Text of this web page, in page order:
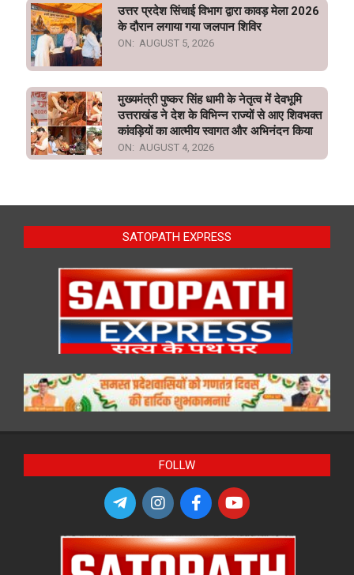
उत्तर प्रदेश सिंचाई विभाग द्वारा कावड़ मेला 2026
के दौरान लगाया गया जलपान शिविर
ON: AUGUST 5, 2026
मुख्यमंत्री पुष्कर सिंह धामी के नेतृत्व में देवभूमि
उत्तराखंड ने देश के विभिन्न राज्यों से आए शिवभक्त
कांवड़ियों का आत्मीय स्वागत और अभिनंदन किया
ON: AUGUST 4, 2026
SATOPATH EXPRESS
FOLLW